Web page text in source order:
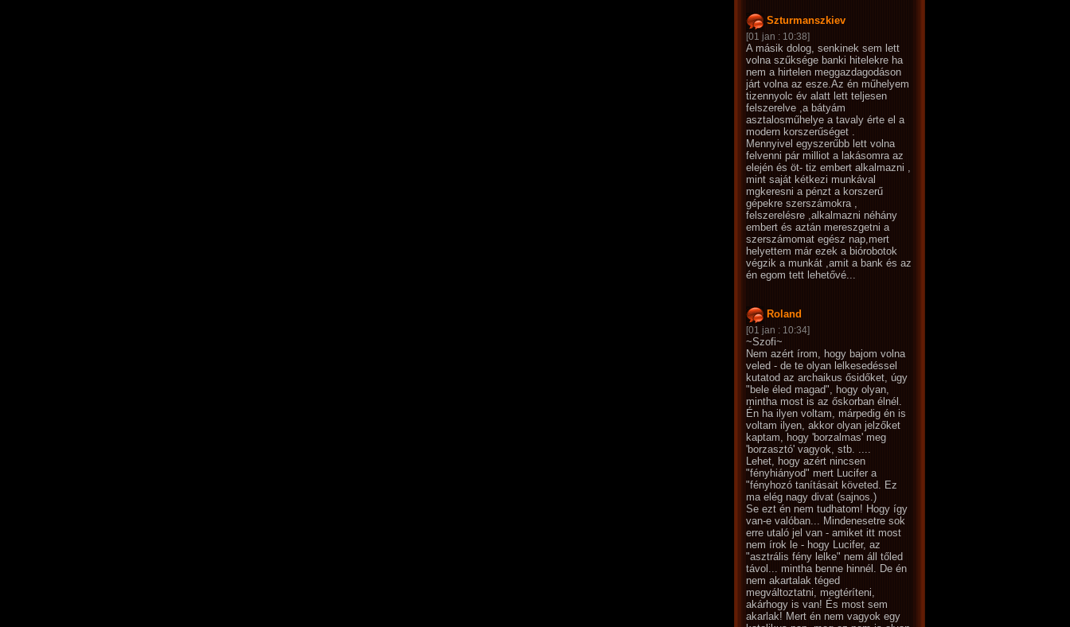
Szturmanszkiev
[01 jan : 10:38]
A másik dolog, senkinek sem lett
volna szűksége banki hitelekre ha
nem a hirtelen meggazdagodáson
járt volna az esze.Az én műhelyem
tizennyolc év alatt lett teljesen
felszerelve ,a bátyám
asztalosműhelye a tavaly érte el a
modern korszerűséget .
Mennyivel egyszerűbb lett volna
felvenni pár milliot a lakásomra az
elején és öt- tiz embert alkalmazni ,
mint saját kétkezi munkával
mgkeresni a pénzt a korszerű
gépekre szerszámokra ,
felszerelésre ,alkalmazni néhány
embert és aztán mereszgetni a
szerszámomat egész nap,mert
helyettem már ezek a biórobotok
végzik a munkát ,amit a bank és az
én egom tett lehetővé...
Roland
[01 jan : 10:34]
~Szofi~
Nem azért írom, hogy bajom volna
veled - de te olyan lelkesedéssel
kutatod az archaikus ősidőket, úgy
"bele éled magad", hogy olyan,
mintha most is az őskorban élnél.
Én ha ilyen voltam, márpedig én is
voltam ilyen, akkor olyan jelzőket
kaptam, hogy 'borzalmas' meg
'borzasztó' vagyok, stb. ....
Lehet, hogy azért nincsen
"fényhiányod" mert Lucifer a
"fényhozó tanításait követed. Ez
ma elég nagy divat (sajnos.)
Se ezt én nem tudhatom! Hogy így
van-e valóban... Mindenesetre sok
erre utaló jel van - amiket itt most
nem írok le - hogy Lucifer, az
"asztrális fény lelke" nem áll tőled
távol... mintha benne hinnél. De én
nem akartalak téged
megváltoztatni, megtéríteni,
akárhogy is van! És most sem
akarlak! Mert én nem vagyok egy